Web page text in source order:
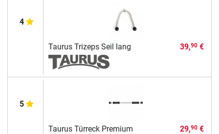
4
Taurus Trizeps Seil lang 39,90€
5
Taurus Türreck Premium 29,90€